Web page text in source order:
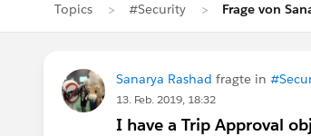
Topics #Security Frage von
Sanarya Rashad fragte in
13. Feb. 2019, 18:32
I have a Trip Approval